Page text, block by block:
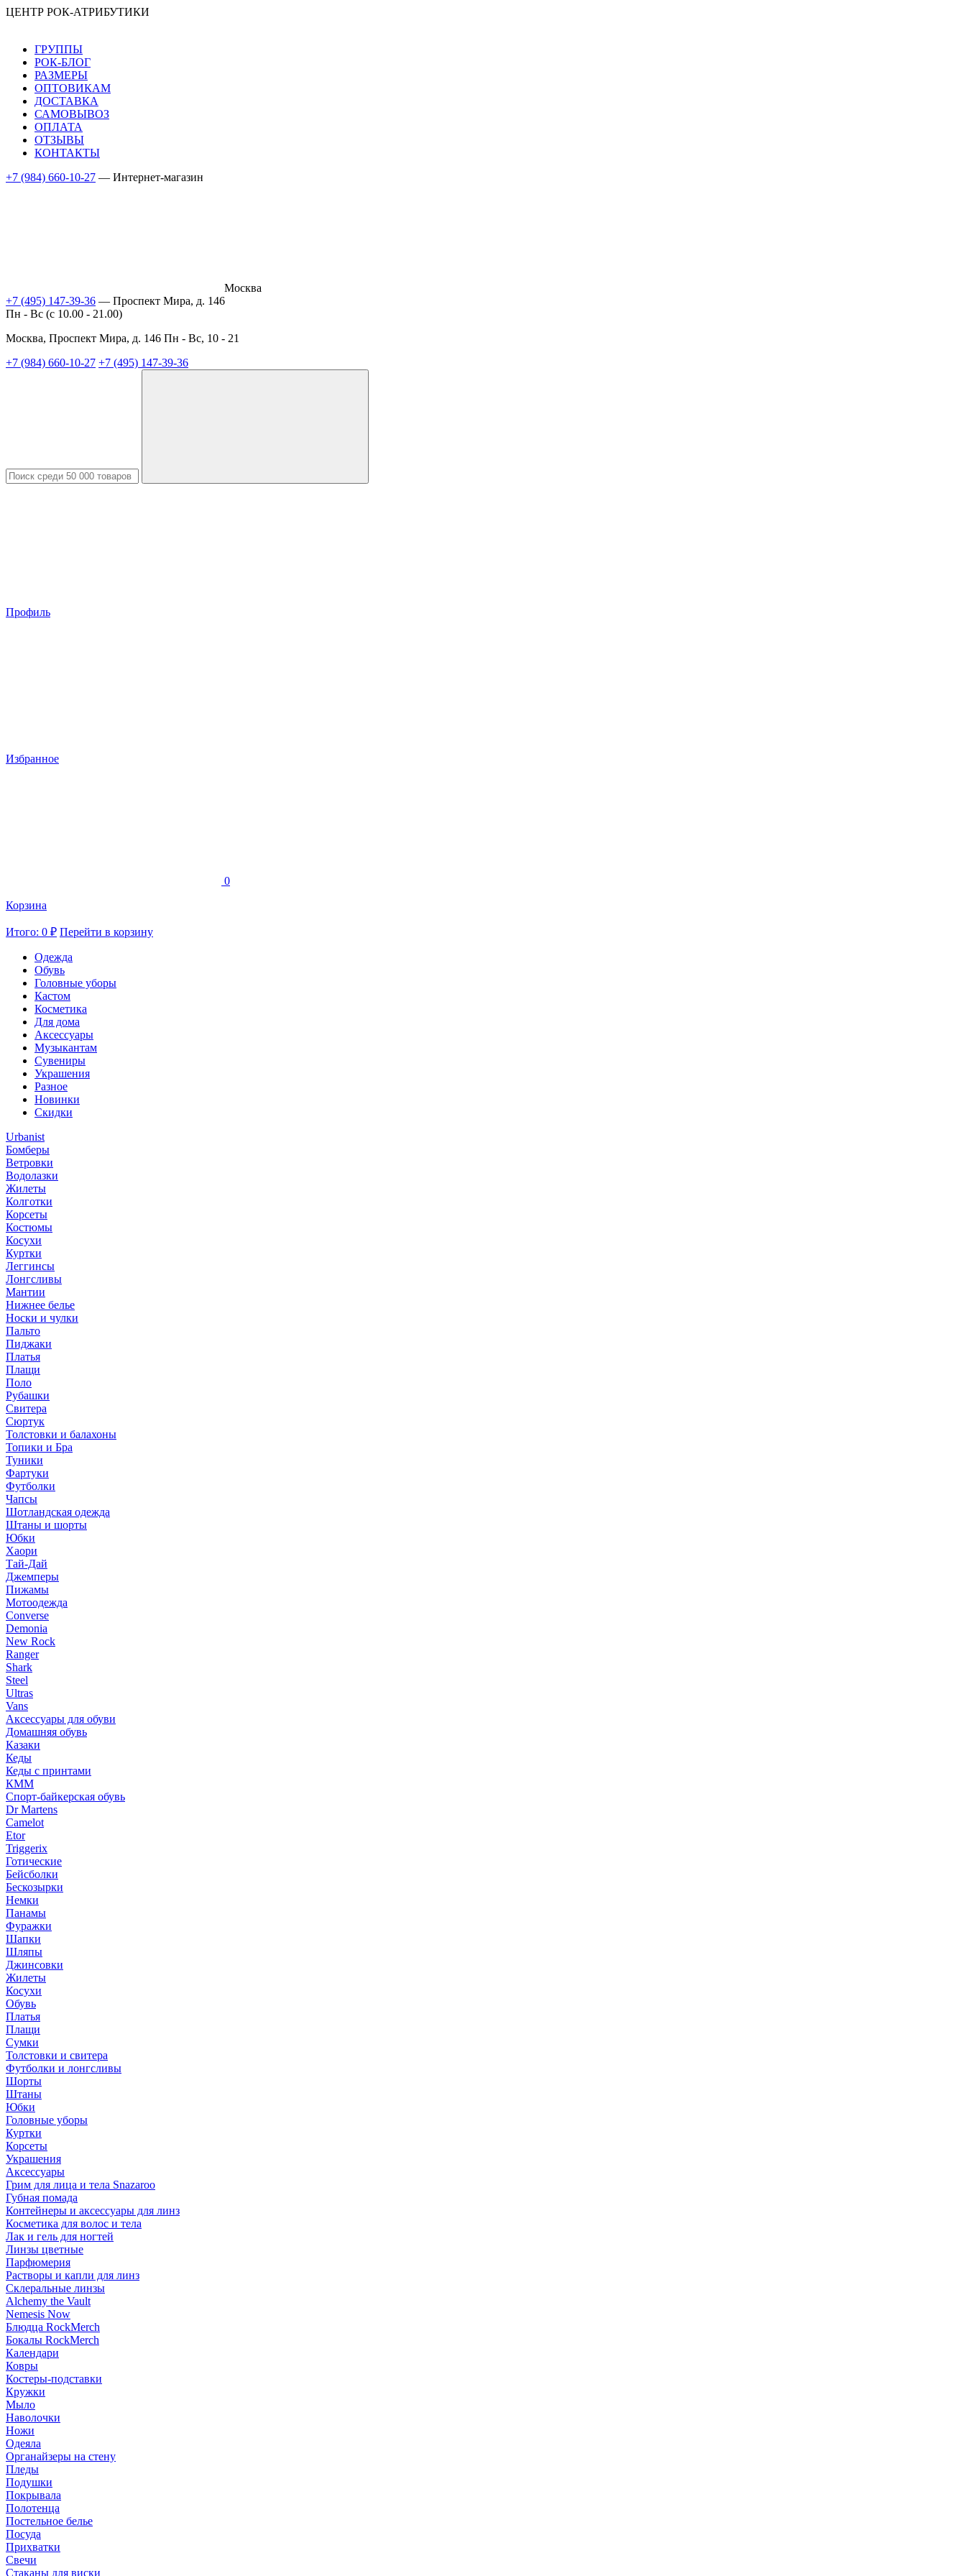
ЦЕНТР РОК-АТРИБУТИКИ
ГРУППЫ
РОК-БЛОГ
РАЗМЕРЫ
ОПТОВИКАМ
ДОСТАВКА
САМОВЫВОЗ
ОПЛАТА
ОТЗЫВЫ
КОНТАКТЫ
+7 (984) 660-10-27 — Интернет-магазин
Москва
+7 (495) 147-39-36 — Проспект Мира, д. 146
Пн - Вс (c 10.00 - 21.00)
Москва, Проспект Мира, д. 146 Пн - Вс, 10 - 21
+7 (984) 660-10-27 +7 (495) 147-39-36
Профиль
Избранное
0
Корзина
Итого: 0 ₽ Перейти в корзину
Одежда
Обувь
Головные уборы
Кастом
Косметика
Для дома
Аксессуары
Музыкантам
Сувениры
Украшения
Разное
Новинки
Скидки
Urbanist
Бомберы
Ветровки
Водолазки
Жилеты
Колготки
Корсеты
Костюмы
Косухи
Куртки
Леггинсы
Лонгсливы
Мантии
Нижнее белье
Носки и чулки
Пальто
Пиджаки
Платья
Плащи
Поло
Рубашки
Свитера
Сюртук
Толстовки и балахоны
Топики и Бра
Туники
Фартуки
Футболки
Чапсы
Шотландская одежда
Штаны и шорты
Юбки
Хаори
Тай-Дай
Джемперы
Пижамы
Мотоодежда
Converse
Demonia
New Rock
Ranger
Shark
Steel
Ultras
Vans
Аксессуары для обуви
Домашняя обувь
Казаки
Кеды
Кеды с принтами
КММ
Спорт-байкерская обувь
Dr Martens
Camelot
Etor
Triggerix
Готические
Бейсболки
Бескозырки
Немки
Панамы
Фуражки
Шапки
Шляпы
Джинсовки
Жилеты
Косухи
Обувь
Платья
Плащи
Сумки
Толстовки и свитера
Футболки и лонгсливы
Шорты
Штаны
Юбки
Головные уборы
Куртки
Корсеты
Украшения
Аксессуары
Грим для лица и тела Snazaroo
Губная помада
Контейнеры и аксессуары для линз
Косметика для волос и тела
Лак и гель для ногтей
Линзы цветные
Парфюмерия
Растворы и капли для линз
Склеральные линзы
Alchemy the Vault
Nemesis Now
Блюдца RockMerch
Бокалы RockMerch
Календари
Ковры
Костеры-подставки
Кружки
Мыло
Наволочки
Ножи
Одеяла
Органайзеры на стену
Пледы
Подушки
Покрывала
Полотенца
Постельное белье
Посуда
Прихватки
Свечи
Стаканы для виски